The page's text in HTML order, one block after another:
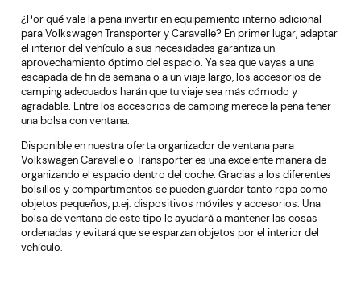
¿Por qué vale la pena invertir en equipamiento interno adicional
para Volkswagen Transporter y Caravelle? En primer lugar, adaptar
el interior del vehículo a sus necesidades garantiza un
aprovechamiento óptimo del espacio. Ya sea que vayas a una
escapada de fin de semana o a un viaje largo, los accesorios de
camping adecuados harán que tu viaje sea más cómodo y
agradable. Entre los accesorios de camping merece la pena tener
una bolsa con ventana.
Disponible en nuestra oferta organizador de ventana para
Volkswagen Caravelle o Transporter es una excelente manera de
organizando el espacio dentro del coche. Gracias a los diferentes
bolsillos y compartimentos se pueden guardar tanto ropa como
objetos pequeños, p.ej. dispositivos móviles y accesorios. Una
bolsa de ventana de este tipo le ayudará a mantener las cosas
ordenadas y evitará que se esparzan objetos por el interior del
vehículo.